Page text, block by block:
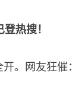
热搜！
。网友狂催